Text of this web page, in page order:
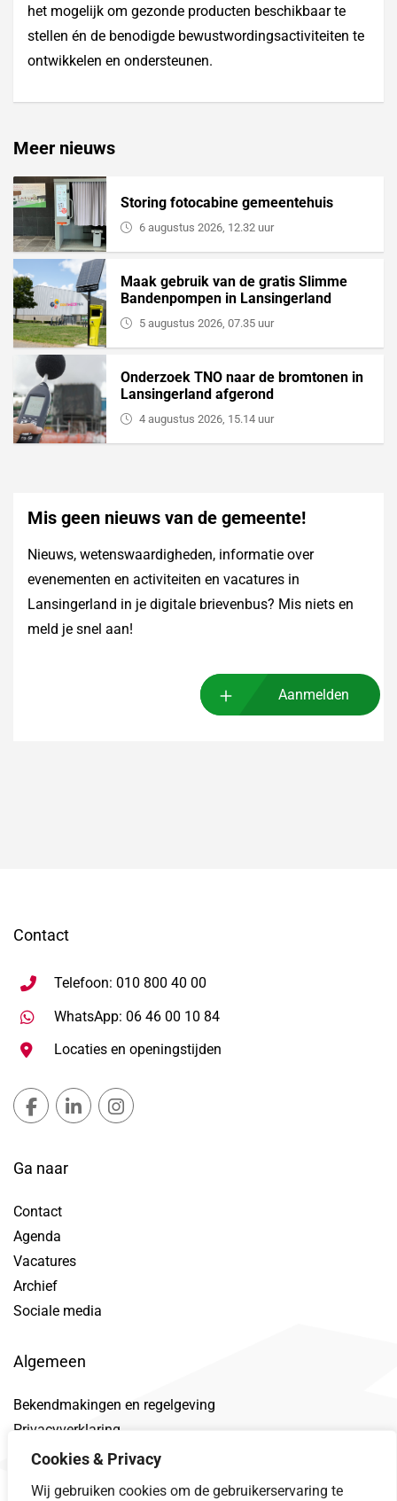
Cookies & Privacy
Wij gebruiken cookies om de gebruikerservaring te
het mogelijk om gezonde producten beschikbaar te
stellen én de benodigde bewustwordingsactiviteiten te
ontwikkelen en ondersteunen.
Meer nieuws
Storing fotocabine gemeentehuis
6 augustus 2026, 12.32 uur
Maak gebruik van de gratis Slimme
Bandenpompen in Lansingerland
5 augustus 2026, 07.35 uur
Onderzoek TNO naar de bromtonen in
Lansingerland afgerond
4 augustus 2026, 15.14 uur
Mis geen nieuws van de gemeente!
Nieuws, wetenswaardigheden, informatie over
evenementen en activiteiten en vacatures in
Lansingerland in je digitale brievenbus? Mis niets en
meld je snel aan!
Aanmelden
Contact
Telefoon: 010 800 40 00
WhatsApp: 06 46 00 10 84Stuur WhatsApp bericht,
Locaties en openingstijden
Gemeente Lansingerland Facebook, opent in nieuw
Gemeente Lansingerland LinkedIn, opent in
Ga naar
Contact
Agenda
Vacatures
Archief
Sociale media
Algemeen
Bekendmakingen en regelgeving
Privacyverklaring
Toegankelijkheidsverklaring